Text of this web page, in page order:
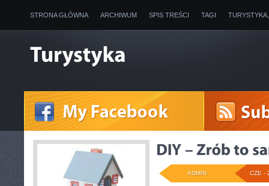
STRONA GŁÓWNA ARCHIWUM SPIS TREŚCI TAGI
CZE -
ADMIN